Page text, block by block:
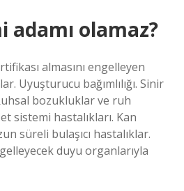
adamı olamaz?
almasını engelleyen
Uyuşturucu bağımlılığı. Sinir
bozukluklar ve ruh
sistemi hastalıkları. Kan
süreli bulaşıcı hastalıklar.
duyu organlarıyla